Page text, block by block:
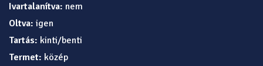
Ivartalanítva: nem
Oltva: igen
Tartás: kinti/benti
Termet: közép